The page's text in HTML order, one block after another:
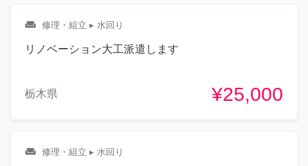
weekend 修理・組立 ▸ 水回り
リノベーション大工派遣します
栃木県 ¥25,000
weekend 修理・組立 ▸ 水回り